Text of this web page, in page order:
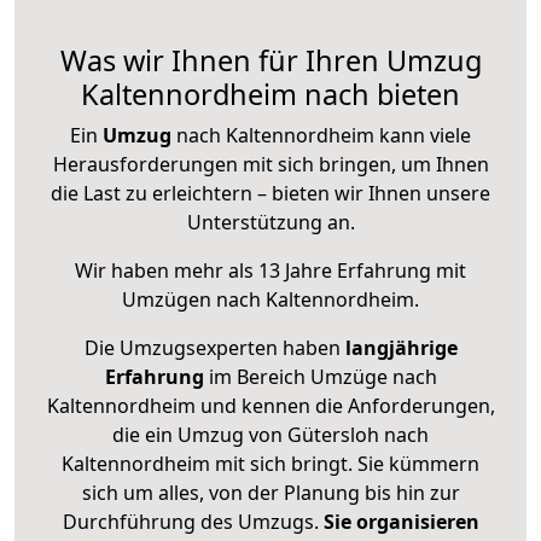
Was wir Ihnen für Ihren Umzug
Kaltennordheim nach bieten
Ein Umzug nach Kaltennordheim kann viele
Herausforderungen mit sich bringen, um Ihnen
die Last zu erleichtern – bieten wir Ihnen unsere
Unterstützung an.
Wir haben mehr als 13 Jahre Erfahrung mit
Umzügen nach Kaltennordheim.
Die Umzugsexperten haben langjährige
Erfahrung im Bereich Umzüge nach
Kaltennordheim und kennen die Anforderungen,
die ein Umzug von Gütersloh nach
Kaltennordheim mit sich bringt. Sie kümmern
sich um alles, von der Planung bis hin zur
Durchführung des Umzugs. Sie organisieren